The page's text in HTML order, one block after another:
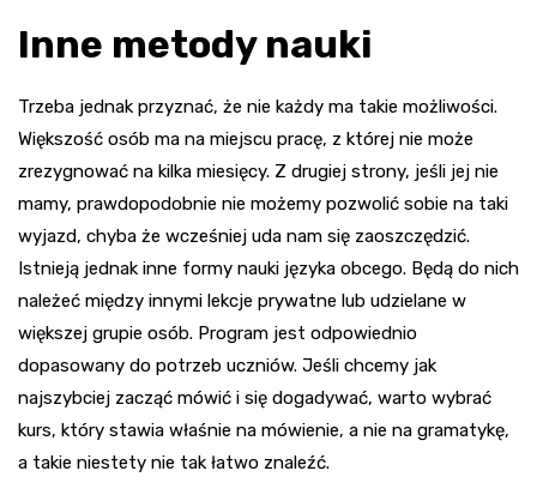
Inne metody nauki
Trzeba jednak przyznać, że nie każdy ma takie możliwości.
Większość osób ma na miejscu pracę, z której nie może
zrezygnować na kilka miesięcy. Z drugiej strony, jeśli jej nie
mamy, prawdopodobnie nie możemy pozwolić sobie na taki
wyjazd, chyba że wcześniej uda nam się zaoszczędzić.
Istnieją jednak inne formy nauki języka obcego. Będą do nich
należeć między innymi lekcje prywatne lub udzielane w
większej grupie osób. Program jest odpowiednio
dopasowany do potrzeb uczniów. Jeśli chcemy jak
najszybciej zacząć mówić i się dogadywać, warto wybrać
kurs, który stawia właśnie na mówienie, a nie na gramatykę,
a takie niestety nie tak łatwo znaleźć.